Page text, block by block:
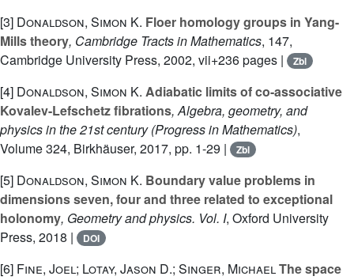
[3] Donaldson, Simon K. Floer homology groups in Yang-
Mills theory, Cambridge Tracts in Mathematics, 147,
Cambridge University Press, 2002, vii+236 pages |
Zbl
[4] Donaldson, Simon K. Adiabatic limits of co-associative
Kovalev-Lefschetz fibrations, Algebra, geometry, and
physics in the 21st century(Progress in Mathematics),
Volume 324, Birkhäuser, 2017, pp. 1-29 | Zbl
[5] Donaldson, Simon K. Boundary value problems in
dimensions seven, four and three related to exceptional
holonomy, Geometry and physics. Vol. I, Oxford University
Press, 2018 |
DOI
[6] Fine, Joel; Lotay, Jason D.; Singer, MichaelThe space